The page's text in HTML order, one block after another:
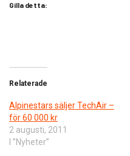
Gilla detta:
Relaterade
Alpinestars säljer TechAir –
för 60 000 kr
2 augusti, 2011
I ”Nyheter”